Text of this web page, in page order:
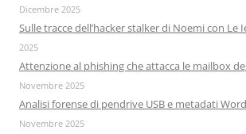
Dicembre 2025
Sulle tracce dell’hacker stalker di Noemi con Le
2025
Attenzione al phishing che attacca le mailbox
Novembre 2025
Analisi forense di pendrive USB e metadati
Novembre 2025